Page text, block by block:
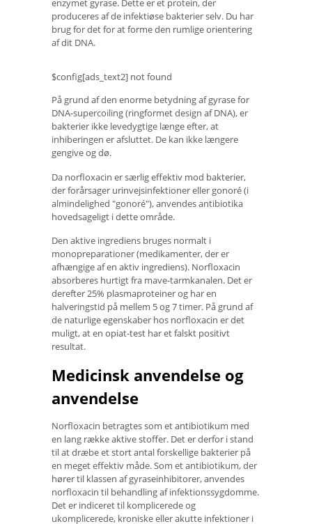
enzymet gyrase. Dette er et protein, der
produceres af de infektiøse bakterier selv. Du har
brug for det for at forme den rumlige orientering
af dit DNA.
$config[ads_text2] not found
På grund af den enorme betydning af gyrase for
DNA-supercoiling (ringformet design af DNA), er
bakterier ikke levedygtige længe efter, at
inhiberingen er afsluttet. De kan ikke længere
gengive og dø.
Da norfloxacin er særlig effektiv mod bakterier,
der forårsager urinvejsinfektioner eller gonoré (i
almindelighed "gonoré"), anvendes antibiotika
hovedsageligt i dette område.
Den aktive ingrediens bruges normalt i
monopreparationer (medikamenter, der er
afhængige af en aktiv ingrediens). Norfloxacin
absorberes hurtigt fra mave-tarmkanalen. Det er
derefter 25% plasmaproteiner og har en
halveringstid på mellem 5 og 7 timer. På grund af
de naturlige egenskaber hos norfloxacin er det
muligt, at en opiat-test har et falskt positivt
resultat.
Medicinsk anvendelse og
anvendelse
Norfloxacin betragtes som et antibiotikum med
en lang række aktive stoffer. Det er derfor i stand
til at dræbe et stort antal forskellige bakterier på
en meget effektiv måde. Som et antibiotikum, der
hører til klassen af ​​gyraseinhibitorer, anvendes
norfloxacin til behandling af infektionssygdomme.
Det er indiceret til komplicerede og
ukomplicerede, kroniske eller akutte infektioner i